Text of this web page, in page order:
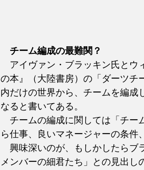
チーム編成の最難関？
アイヴァン・ブラッキン氏とウ
の本』（大陸書房）の「ダーツチ
内だけの世界から、チームを編成
なると書いてある。
チームの編成に関しては「チー
ら仕事、良いマネージャーの条件
興味深いのが、もしかしたらブ
メンバーの細君たち」との見出し